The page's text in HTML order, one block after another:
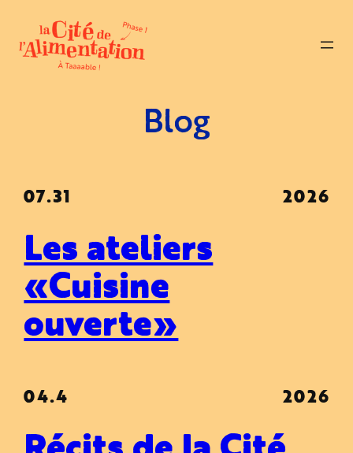
contenu
Blog
07.31 2026
Les ateliers
« Cuisine
ouverte »
04.4 2026